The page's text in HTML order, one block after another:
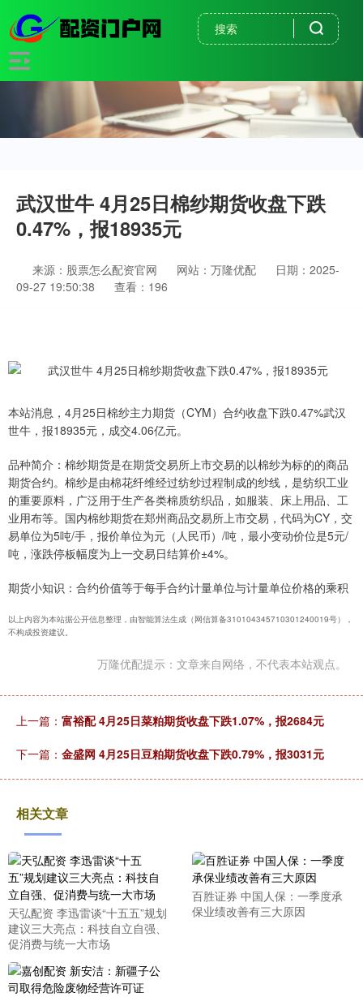
武汉世牛 4月25日棉纱期货收盘下跌
0.47%，报18935元
来源：股票怎么配资官网 网站：万隆优配
日期：2025-
09-27 19:50:38
查看：196
本站消息，4月25日棉纱主力期货（CYM）合约收盘下跌0.47%武汉
世牛，报18935元，成交4.06亿元。
品种简介：棉纱期货是在期货交易所上市交易的以棉纱为标的的商品
期货合约。棉纱是由棉花纤维经过纺纱过程制成的纱线，是纺织工业
的重要原料，广泛用于生产各类棉质纺织品，如服装、床上用品、工
业用布等。国内棉纱期货在郑州商品交易所上市交易，代码为CY，交
易单位为5吨/手，报价单位为元（人民币）/吨，最小变动价位是5元/
吨，涨跌停板幅度为上一交易日结算价±4%。
期货小知识：合约价值等于每手合约计量单位与计量单位价格的乘积
以上内容为本站据公开信息整理，由智能算法生成（网信算备310104345710301240019号），
不构成投资建议。
万隆优配提示：文章来自网络，不代表本站观点。
上一篇： 富裕配 4月25日菜粕期货收盘下跌1.07%，报2684元
下一篇： 金盛网 4月25日豆粕期货收盘下跌0.79%，报3031元
相关文章
天弘配资 李迅雷谈“十五五”规划
建议三大亮点：科技自立自强、
促消费与统一大市场
百胜证券 中国人保：一季度承
保业绩改善有三大原因